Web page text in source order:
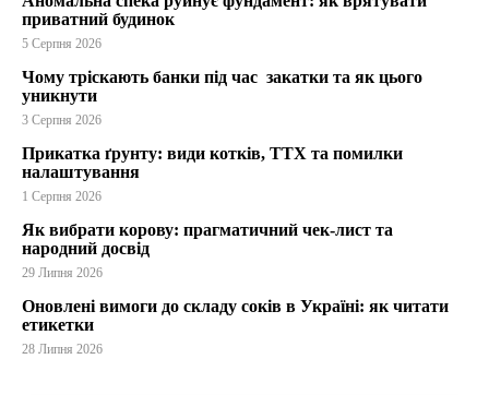
приватний будинок
5 Серпня 2026
Чому тріскають банки під час закатки та як цього
уникнути
3 Серпня 2026
Прикатка ґрунту: види котків, ТТХ та помилки
налаштування
1 Серпня 2026
Як вибрати корову: прагматичний чек-лист та
народний досвід
29 Липня 2026
Оновлені вимоги до складу соків в Україні: як читати
етикетки
28 Липня 2026